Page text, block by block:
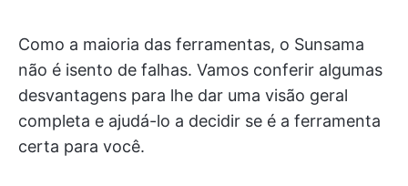
Como a maioria das ferramentas, o Sunsama
não é isento de falhas. Vamos conferir algumas
desvantagens para lhe dar uma visão geral
completa e ajudá-lo a decidir se é a ferramenta
certa para você.